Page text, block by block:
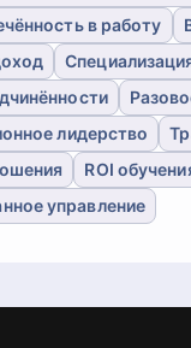
в работу
лидерство
ROI
управление